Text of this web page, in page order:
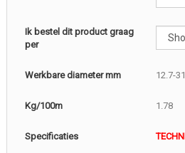
Ik bestel dit product graag
per
Werkbare diameter mm 12.7-
Kg/100m 1.78
Specificaties